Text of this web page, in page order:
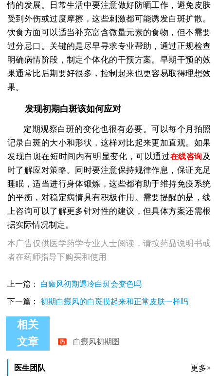
情的发展。日常生活中要注意做好防晒工作，避免皮肤
受到外伤或过度摩擦，这些刺激都可能诱发白斑扩散。
饮食方面可以适当补充富含微量元素的食物，但不需要
过分忌口。关键的是尽早寻求专业帮助，通过正规检查
明确病情阶段，制定个体化的干预方案。早期干预的效
果通常比后期要好很多，控制起来也更容易取得理想效
果。
发现初期白斑该如何应对
定期观察白斑的变化也很有必要。可以每个月拍照
记录白斑的大小和形状，这样对比起来更加直观。如果
发现白斑在短时间内有明显变化，可以通过在线咨询及
时了解应对策略。同时要注意保持规律作息，保证充足
睡眠，适当进行身体锻炼，这些都有助于维持免疫系统
的平衡，对稳定病情具有积极作用。需要提醒的是，线
上咨询可以了解更多针对性的建议，但具体方案还需根
据实际情况制定。
本广告仅供医学药学专业人士阅读，请按药品说明书或
者在药师指导下购买和使用
上一篇： 白癜风初期遇冷白斑会变色吗
下一篇： 初期白癜风的白斑摸起来和正常皮肤一样吗
相关
文章
面部白癜风初期症状是什么样子
医生团队 更多>